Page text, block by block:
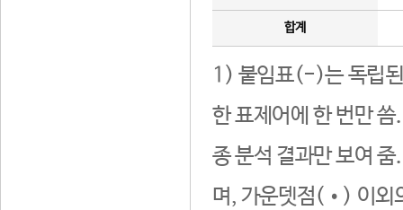
합계
1) 붙임표(-)는 독립된
한 표제어에 한 번만
종 분석 결과만 보여
며, 가운뎃점(•) 이외